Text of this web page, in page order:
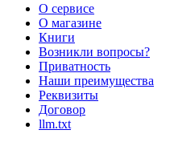
О сервисе
О магазине
Книги
Возникли вопросы?
Приватность
Наши преимущества
Реквизиты
Договор
llm.txt